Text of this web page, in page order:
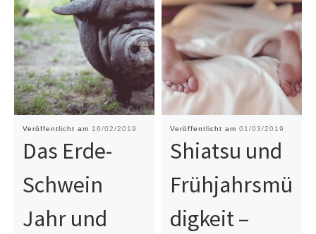
Veröffentlicht am 16/02/2019
Das Erde-
Schwein
Jahr und
Veröffentlicht am 01/03/2019
Shiatsu und
Frühjahrsmü
digkeit –